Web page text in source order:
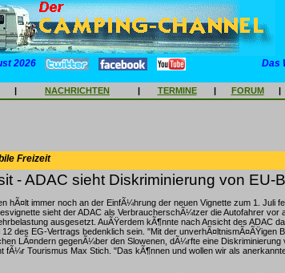
2026 Das
| NACHRICHTEN | TERMINE | FORUM |
Freizeit
- ADAC sieht Diskriminierung von EU-
hÃ¤lt immer noch an der EinfÃ¼hrung der neuen Vignette zum 1. Juli
sieht der ADAC als VerbraucherschÃ¼tzer die Autofahrer vor
ausgesetzt. AuÃŸerdem kÃ¶nnte nach Ansicht des ADAC
12 des EG-Vertrags bedenklich sein. "Mit der unverhÃ¤ltnismÃ¤ÃŸigen
LÃ¤ndern gegenÃ¼ber den Slowenen, dÃ¼rfte eine
fÃ¼r Tourismus Max Stich. "Das kÃ¶nnen und wollen wir als